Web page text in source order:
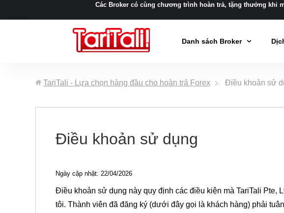
Các Broker có cùng chương trình hoàn trả, tặng thưởng khi
Danh sách Broker
TariTali - Lựa chọn hàng đầu cho hoàn trả Forex Điều khoản sử
Điều khoản sử dụng
Ngày cập nhật: 22/04/2026
Điều khoản sử dụng này quy định các điều kiện mà TariTali Pte,
tôi. Thành viên đã đăng ký (dưới đây gọi là khách hàng) phải